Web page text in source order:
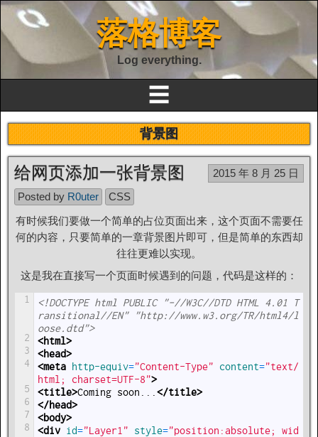
落格博客
Log everything.
☰
背景图
给网页添加一张背景图
2015 年 8 月 25 日
Posted by R0uter
CSS
有时候我们要做一个简单的占位页面出来，这个页面不需要任
何的内容，只要简单的一章背景图片即可，但是简单的东西却
往往更难以实现。
这是我在直接写一个页面时候遇到的问题，代码是这样的：
1
2
3
4
5
6
7
8
<!DOCTYPE html PUBLIC "-//W3C//DTD HTML 4.01 T
ransitional//EN" "http://www.w3.org/TR/html4/l
oose.dtd">
<html>
<head>
<meta
http-equiv="Content-Type" content="text/
html; charset=UTF-8">
<title>Coming soon... </title>
</head>
<body>
<div id="Layer1" style="position:absolute; wid